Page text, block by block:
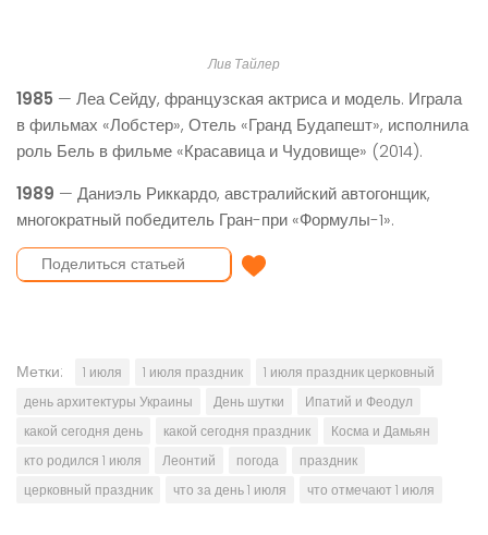
Лив Тайлер
1985 — Леа Сейду, французская актриса и модель. Играла
в фильмах «Лобстер», Отель «Гранд Будапешт», исполнила
роль Бель в фильме «Красавица и Чудовище» (2014).
1989 — Даниэль Риккардо, австралийский автогонщик,
многократный победитель Гран-при «Формулы-1».
Отправить поздравление
Метки: 1 июля 1 июля праздник
1 июля праздник церковный
день архитектуры Украины
День шутки
Ипатий и Феодул
какой сегодня день
какой сегодня праздник
Косма и Дамьян
кто родился 1 июля
Леонтий погода
праздник
церковный праздник
что за день 1 июля что отмечают 1 июля